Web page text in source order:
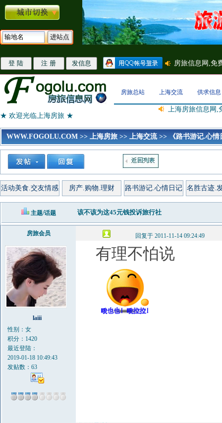
房旅总站 上海交流 供求信息
★ 欢迎光临上海房旅 ★
上海房旅信息网,
WWW.FOGOLU.COM >> 上海房旅 >> 上海交流>> 《路书游记.心
活动美食.交友情感 房产.购物.理财 路书游记.心情日记 名胜古迹.
主题/话题 该不该为这45元钱投诉旅行社
房旅会员 回复于 2011-11-14 09:24:49
laiii
性别：女
积分：1420
最近登陆：
2019-01-18 10:49:43
发贴数：63
有理不怕说